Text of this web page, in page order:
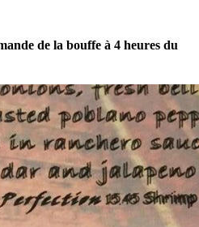
de la bouffe à 4 heures du